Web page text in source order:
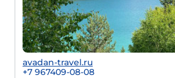
avadan-travel.ru
+7 967409-08-08